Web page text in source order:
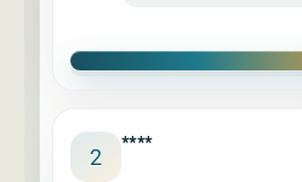
2 ****